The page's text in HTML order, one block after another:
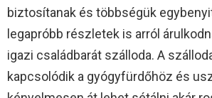
biztosítanak és többségük
legapróbb részletek is arról
igazi családbarát szálloda. A
kapcsolódik a gyógyfürdőhöz és